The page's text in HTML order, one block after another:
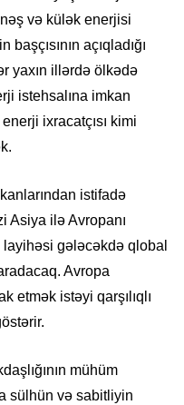
və külək enerjisi
açıqladığı
yaxın illərdə ölkədə
istehsalına imkan
ixracatçısı kimi
istifadə
Asiya ilə Avropanı
gələcəkdə qlobal
Avropa
etmək istəyi qarşılıqlı
mühüm
sülhün və sabitliyin